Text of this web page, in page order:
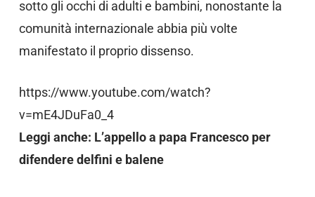
sotto gli occhi di adulti e bambini, nonostante la
comunità internazionale abbia più volte
manifestato il proprio dissenso.
https://www.youtube.com/watch?
v=mE4JDuFa0_4
Leggi anche: L’appello a papa Francesco per
difendere delfini e balene